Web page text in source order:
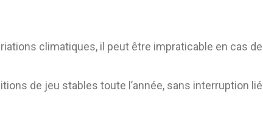
climatiques, il peut être impraticable en cas
de jeu stables toute l’année, sans interruption